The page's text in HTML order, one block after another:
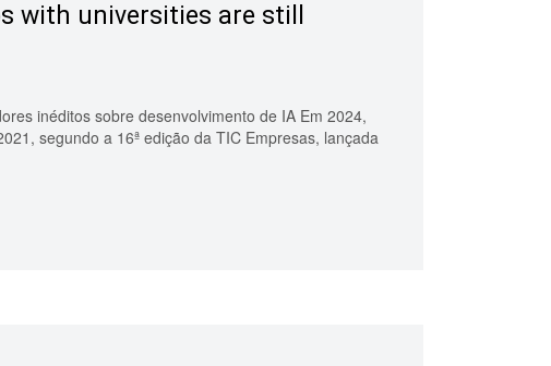
with universities are still
inéditos sobre desenvolvimento de IA Em 2024,
segundo a 16ª edição da TIC Empresas, lançada